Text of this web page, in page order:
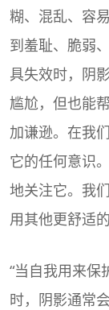
糊、混乱、容
到羞耻、脆弱
具失效时，阴
尴尬，但也能
加谦逊。在我
它的任何意识
地关注它。我
用其他更舒适
“当自我用来保
时，阴影通常